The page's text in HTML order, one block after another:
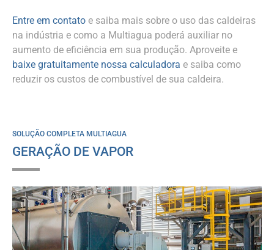
Entre em contato e saiba mais sobre o uso das caldeiras
na indústria e como a Multiagua poderá auxiliar no
aumento de eficiência em sua produção. Aproveite e
baixe gratuitamente nossa calculadora e saiba como
reduzir os custos de combustível de sua caldeira.
SOLUÇÃO COMPLETA MULTIAGUA
GERAÇÃO DE VAPOR